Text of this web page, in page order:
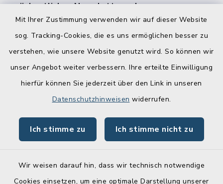
Mit Ihrer Zustimmung verwenden wir auf dieser Website
sog. Tracking-Cookies, die es uns ermöglichen besser zu
verstehen, wie unsere Website genutzt wird. So können wir
unser Angebot weiter verbessern. Ihre erteilte Einwilligung
hierfür können Sie jederzeit über den Link in unseren
Datenschutzhinweisen widerrufen.
Ich stimme zu Ich stimme nicht zu
Wir weisen darauf hin, dass wir technisch notwendige
Cookies einsetzen, um eine optimale Darstellung unserer
wöchentlichen Newsletter an!
Quicklinks
Lebenslagen
Online-Service